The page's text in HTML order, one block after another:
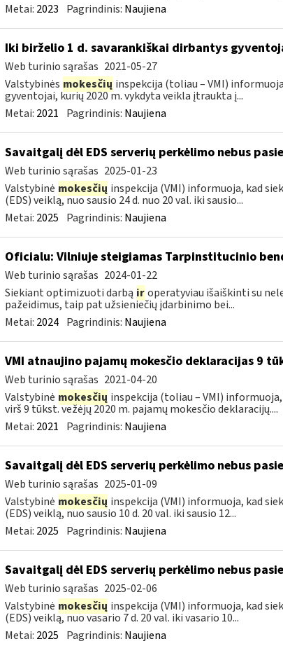
Metai: 2023 Pagrindinis: Naujiena
Iki birželio 1 d. savarankiškai dirbantys
Web turinio sąrašas 2021-05-27
Valstybinės mokesčių inspekcija (toliau – VMI)
gyventojai, kurių 2020 m. vykdyta veikla įtraukta į...
Metai: 2021 Pagrindinis: Naujiena
Savaitgalį dėl EDS serverių perkėlimo nebus
Web turinio sąrašas 2025-01-23
Valstybinė mokesčių inspekcija (VMI) informuoja, kad
(EDS) veiklą, nuo sausio 24 d. nuo 20 val. iki sausio...
Metai: 2025 Pagrindinis: Naujiena
Oficialu: Vilniuje steigiamas Tarpinstitucinio
Web turinio sąrašas 2024-01-22
Siekiant optimizuoti darbą ir operatyviau išaiškinti su
pažeidimus, taip pat užsieniečių įdarbinimo bei...
Metai: 2024 Pagrindinis: Naujiena
VMI atnaujino pajamų mokesčio deklaracijas 9
Web turinio sąrašas 2021-04-20
Valstybinė mokesčių inspekcija (toliau – VMI)
virš 9 tūkst. vežėjų 2020 m. pajamų mokesčio deklaracijų....
Metai: 2021 Pagrindinis: Naujiena
Savaitgalį dėl EDS serverių perkėlimo nebus
Web turinio sąrašas 2025-01-09
Valstybinė mokesčių inspekcija (VMI) informuoja, kad
(EDS) veiklą, nuo sausio 10 d. 20 val. iki sausio 12...
Metai: 2025 Pagrindinis: Naujiena
Savaitgalį dėl EDS serverių perkėlimo nebus
Web turinio sąrašas 2025-02-06
Valstybinė mokesčių inspekcija (VMI) informuoja, kad
(EDS) veiklą, nuo vasario 7 d. 20 val. iki vasario 10...
Metai: 2025 Pagrindinis: Naujiena